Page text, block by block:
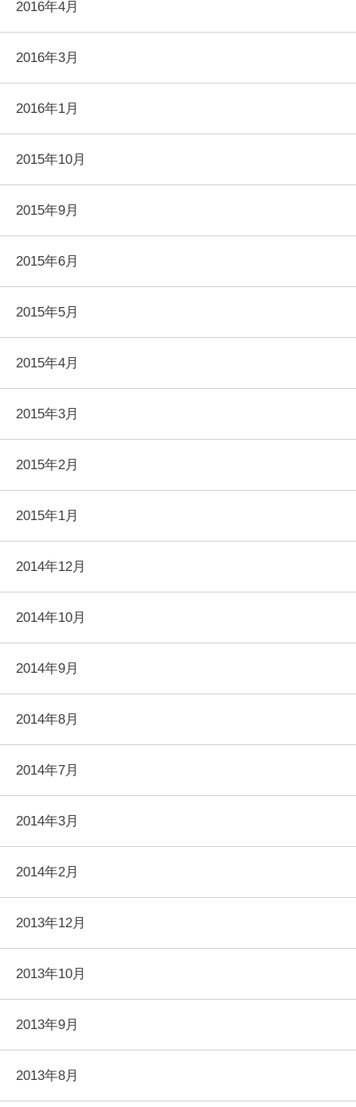
2016年4月
2016年3月
2016年1月
2015年10月
2015年9月
2015年6月
2015年5月
2015年4月
2015年3月
2015年2月
2015年1月
2014年12月
2014年10月
2014年9月
2014年8月
2014年7月
2014年3月
2014年2月
2013年12月
2013年10月
2013年9月
2013年8月